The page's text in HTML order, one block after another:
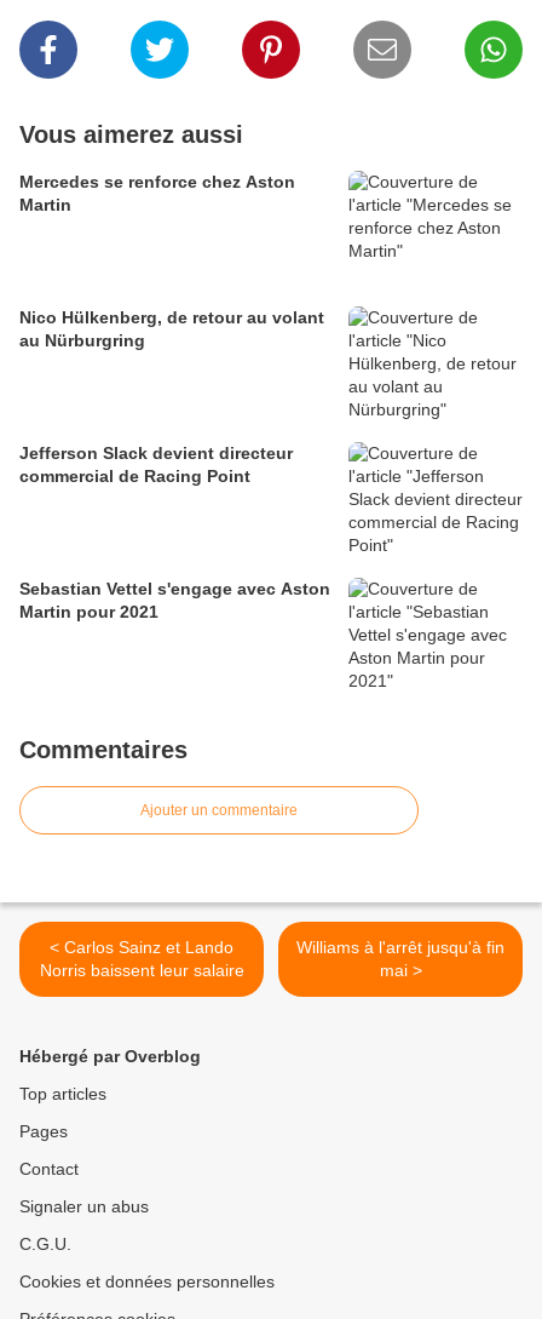
Vous aimerez aussi
Mercedes se renforce chez Aston
Martin
Nico Hülkenberg, de retour au volant
au Nürburgring
Jefferson Slack devient directeur
commercial de Racing Point
Sebastian Vettel s'engage avec Aston
Martin pour 2021
Commentaires
Ajouter un commentaire
< Carlos Sainz et Lando
Norris baissent leur salaire
Williams à l'arrêt jusqu'à fin
mai >
Hébergé par Overblog
Top articles
Pages
Contact
Signaler un abus
C.G.U.
Cookies et données personnelles